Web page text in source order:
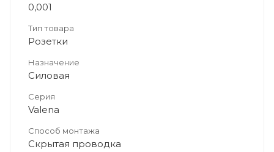
0,001
Тип товара
Розетки
Назначение
Силовая
Серия
Valena
Способ монтажа
Скрытая проводка